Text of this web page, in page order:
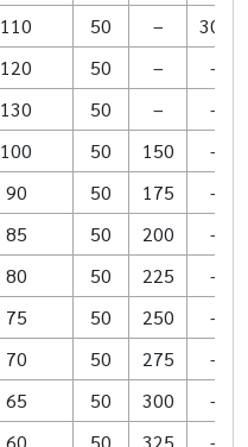
110 50 –
300
120 50 –
–
130 50 –
–
100 50 150
–
90 50 175
–
85 50 200
–
80 50 225
–
75 50 250
–
70 50 275
–
65 50 300
–